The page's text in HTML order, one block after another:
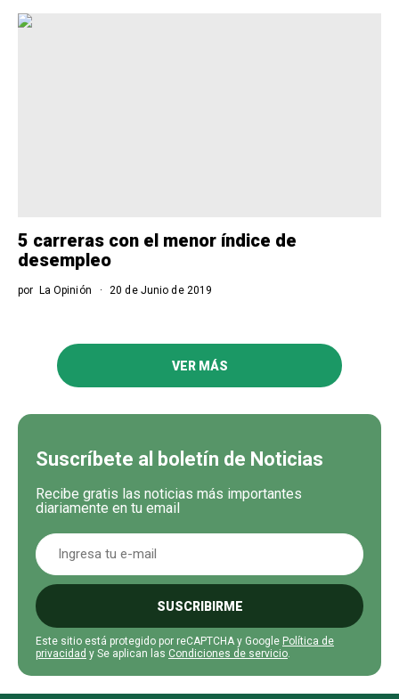
5 carreras con el menor índice de
desempleo
por La Opinión 20 de Junio de 2019
VER MÁS
Suscríbete al boletín de Noticias
Recibe gratis las noticias más importantes
diariamente en tu email
SUSCRIBIRME
Este sitio está protegido por reCAPTCHA y Google Política de
privacidad y Se aplican las Condiciones de servicio.